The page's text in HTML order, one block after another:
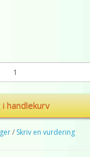
i handlekurv
/ Skriv en vurdering